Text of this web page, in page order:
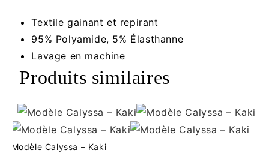
Textile gainant et repirant
95% Polyamide, 5% Élasthanne
Lavage en machine
Produits similaires
Modèle Calyssa – Kaki